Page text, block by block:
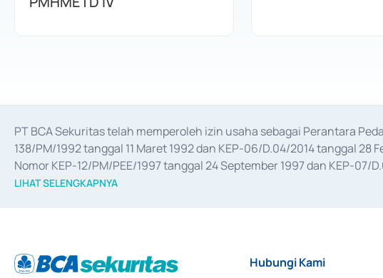
PT BCA Sekuritas telah memperoleh izin usaha sebagai Perantara
138/PM/1992 tanggal 11 Maret 1992 dan KEP-06/D.04/2014 tanggal
Nomor KEP-12/PM/PEE/1997 tanggal 24 September 1997 dan KEP-
merger, akuisisi, divestasi, dan
LIHAT SELENGKAPNYA
Hubungi Kami